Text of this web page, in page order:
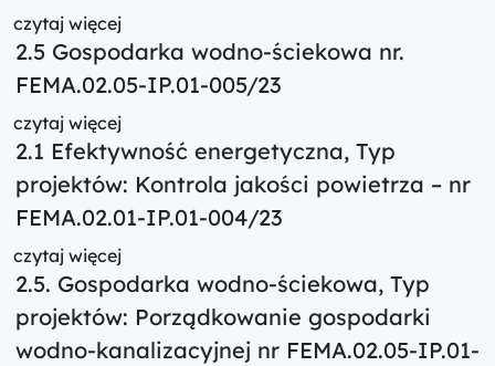
czytaj więcej
2.5 Gospodarka wodno-ściekowa nr.
FEMA.02.05-IP.01-005/23
czytaj więcej
2.1 Efektywność energetyczna, Typ
projektów: Kontrola jakości powietrza – nr
FEMA.02.01-IP.01-004/23
czytaj więcej
2.5. Gospodarka wodno-ściekowa, Typ
projektów: Porządkowanie gospodarki
wodno-kanalizacyjnej nr FEMA.02.05-IP.01-